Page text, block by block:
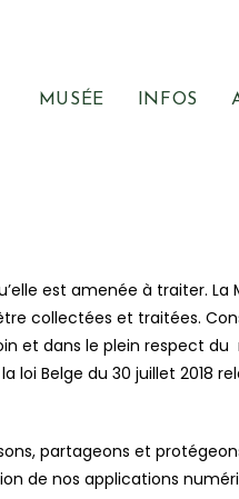
MUSÉE INFOS
est amenée à traiter.
collectées et traitées.
et dans le plein respect
loi Belge du 30 juillet 2018
partageons et
de nos applications